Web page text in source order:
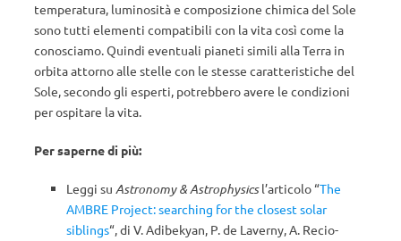
temperatura, luminosità e composizione chimica del Sole
sono tutti elementi compatibili con la vita così come la
conosciamo. Quindi eventuali pianeti simili alla Terra in
orbita attorno alle stelle con le stesse caratteristiche del
Sole, secondo gli esperti, potrebbero avere le condizioni
per ospitare la vita.
Per saperne di più:
Leggi su Astronomy & Astrophysicsl’articolo “The
AMBRE Project: searching for the closest solar
siblings“, di V. Adibekyan, P. de Laverny, A. Recio-